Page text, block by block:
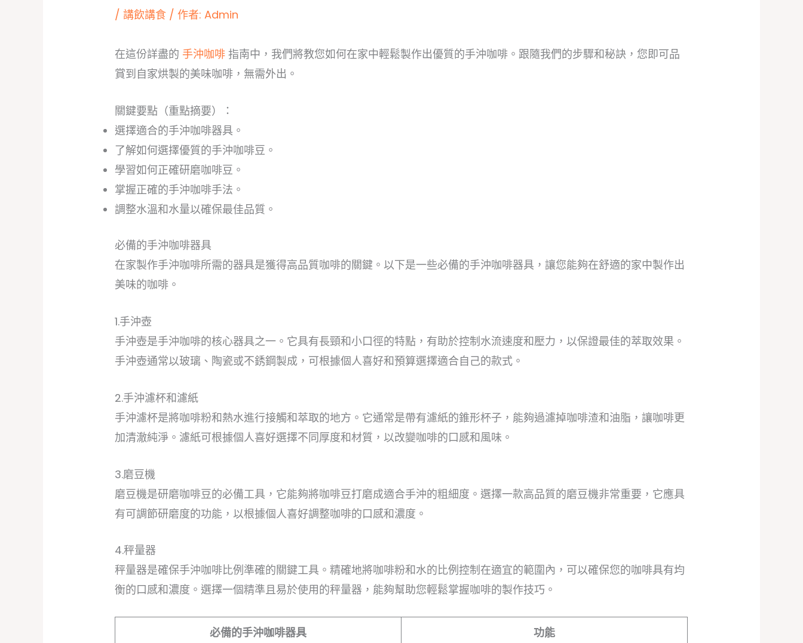
/講飲講食 / 作者:Admin
在這份詳盡的 手沖咖啡 指南中，我們將教您如何在家中輕鬆製作出優質的手沖咖啡。跟隨我們的步驟和秘訣，您即可品
賞到自家烘製的美味咖啡，無需外出。
關鍵要點（重點摘要）：
選擇適合的手沖咖啡器具。
了解如何選擇優質的手沖咖啡豆。
學習如何正確研磨咖啡豆。
掌握正確的手沖咖啡手法。
調整水溫和水量以確保最佳品質。
必備的手沖咖啡器具
在家製作手沖咖啡所需的器具是獲得高品質咖啡的關鍵。以下是一些必備的手沖咖啡器具，讓您能夠在舒適的家中製作出
美味的咖啡。
1.手沖壺
手沖壺是手沖咖啡的核心器具之一。它具有長頸和小口徑的特點，有助於控制水流速度和壓力，以保證最佳的萃取效果。
手沖壺通常以玻璃、陶瓷或不銹鋼製成，可根據個人喜好和預算選擇適合自己的款式。
2.手沖濾杯和濾紙
手沖濾杯是將咖啡粉和熱水進行接觸和萃取的地方。它通常是帶有濾紙的錐形杯子，能夠過濾掉咖啡渣和油脂，讓咖啡更
加清澈純淨。濾紙可根據個人喜好選擇不同厚度和材質，以改變咖啡的口感和風味。
3.磨豆機
磨豆機是研磨咖啡豆的必備工具，它能夠將咖啡豆打磨成適合手沖的粗細度。選擇一款高品質的磨豆機非常重要，它應具
有可調節研磨度的功能，以根據個人喜好調整咖啡的口感和濃度。
4.秤量器
秤量器是確保手沖咖啡比例準確的關鍵工具。精確地將咖啡粉和水的比例控制在適宜的範圍內，可以確保您的咖啡具有均
衡的口感和濃度。選擇一個精準且易於使用的秤量器，能夠幫助您輕鬆掌握咖啡的製作技巧。
必備的手沖咖啡器具 功能